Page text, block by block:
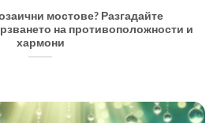
мостове? Разгадайте
на противоположности и
хармони